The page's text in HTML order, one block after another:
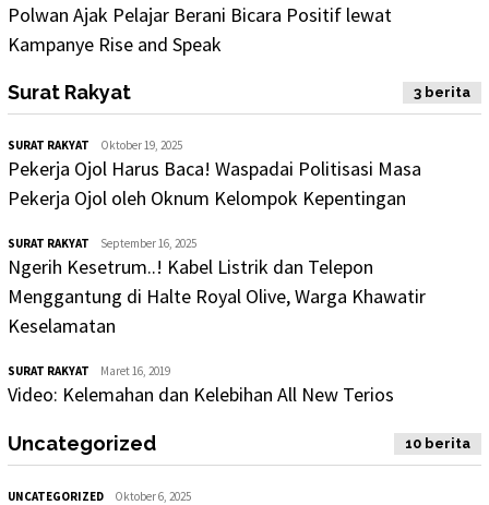
Polwan Ajak Pelajar Berani Bicara Positif lewat
Kampanye Rise and Speak
Surat Rakyat 3 berita
SURAT RAKYAT Oktober 19, 2025
Pekerja Ojol Harus Baca! Waspadai Politisasi Masa
Pekerja Ojol oleh Oknum Kelompok Kepentingan
SURAT RAKYAT September 16, 2025
Ngerih Kesetrum..! Kabel Listrik dan Telepon
Menggantung di Halte Royal Olive, Warga Khawatir
Keselamatan
SURAT RAKYAT Maret 16, 2019
Video: Kelemahan dan Kelebihan All New Terios
Uncategorized 10 berita
UNCATEGORIZED Oktober 6, 2025